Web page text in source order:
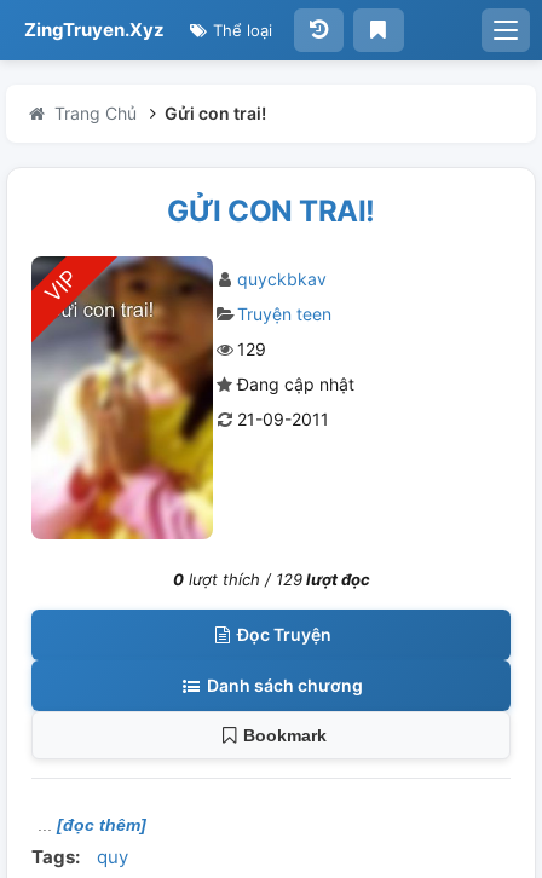
ZingTruyen.Xyz Thể loại
Trang Chủ Gửi con trai!
GỬI CON TRAI!
quyckbkav
Truyện teen
129
Đang cập nhật
21-09-2011
0lượt thích / 129lượt đọc
Đọc Truyện
Danh sách chương
Bookmark
[đọc thêm]
Tags: quy